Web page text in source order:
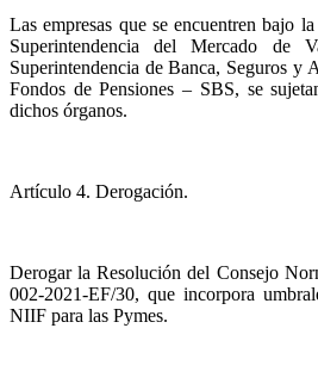
Las empresas que se encuentren bajo
Superintendencia del Mercado
Superintendencia de Banca, Seguros y
Fondos de Pensiones – SBS, se
dichos órganos.
Artículo 4. Derogación.
Derogar la Resolución del Consejo
002-2021-EF/30, que incorpora
NIIF para las Pymes.